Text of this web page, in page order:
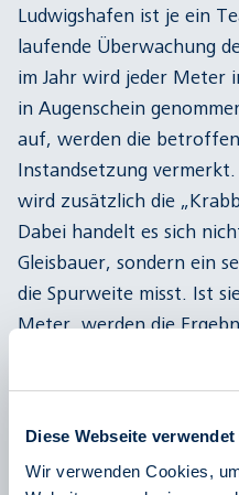
Diese Webseite
Wir verwenden Cookies,
Ludwigshafen ist je ein
laufende Überwachung
im Jahr wird jeder Meter
in Augenschein
auf, werden die
Instandsetzung
wird zusätzlich die
Dabei handelt es sich
Gleisbauer, sondern ein
die Spurweite misst. Ist
Meter, werden die
und dann die
Schleifen, Schweißen,
ein- bis zwei Wochen,
werden überprüft und